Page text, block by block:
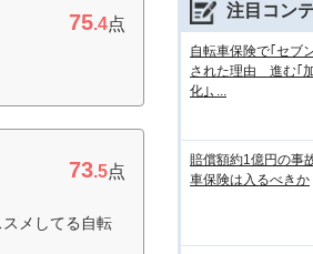
75.4点
73.5点
メしてる自転
注目コン
自転車保険で｢セブ
された理由 進む｢
化｣､...
賠償額約1億円の
車保険は入るべきか